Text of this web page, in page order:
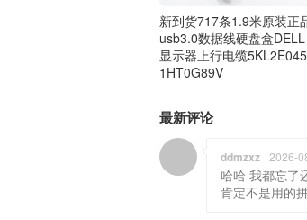
新到货717条1.9米原装正
usb3.0数据线硬盘盒DELL
显示器上行电缆
1HT0G89V
最新评论
ddmzxz 2026-
哈哈 我都忘了
肯定不是用的